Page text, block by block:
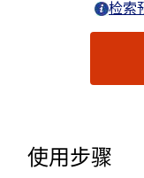
检索
使用步骤